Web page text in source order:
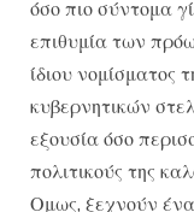
όσο πιο σύντομα
επιθυμία των
ίδιου νομίσματος
κυβερνητικών
εξουσία όσο
πολιτικούς της
Ομως, ξεχνούν